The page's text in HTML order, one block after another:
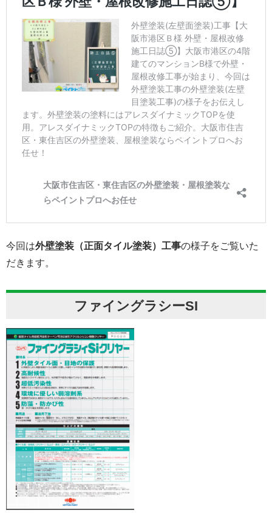
今回は外壁塗装（正面タイル塗装）工事の様子をご覧いた
だきます。
ファイングラシーSI